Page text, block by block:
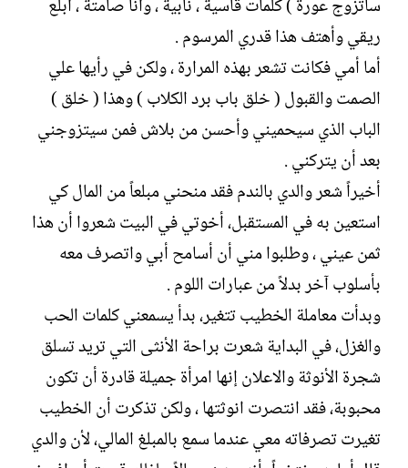
سأتزوج عورة ) كلمات قاسية ، نابية ، وأنا صامتة ، أبلع
ريقي وأهتف هذا قدري المرسوم .
أما أمي فكانت تشعر بهذه المرارة ، ولكن في رأيها علي
الصمت والقبول ( خلق باب برد الكلاب ) وهذا ( خلق )
الباب الذي سيحميني وأحسن من بلاش فمن سيتزوجني
بعد أن يتركني .
أخيراً شعر والدي بالندم فقد منحني مبلعاً من المال كي
استعين به في المستقبل، أخوتي في البيت شعروا أن هذا
ثمن عيني ، وطلبوا مني أن أسامح أبي واتصرف معه
بأسلوب آخر بدلاً من عبارات اللوم .
وبدأت معاملة الخطيب تتغير، بدأ يسمعني كلمات الحب
والغزل، في البداية شعرت براحة الأنثى التي تريد تسلق
شجرة الأنوثة والاعلان إنها امرأة جميلة قادرة أن تكون
محبوبة، فقد انتصرت انوثتها ، ولكن تذكرت أن الخطيب
تغيرت تصرفاته معي عندما سمع بالمبلغ المالي، لأن والدي